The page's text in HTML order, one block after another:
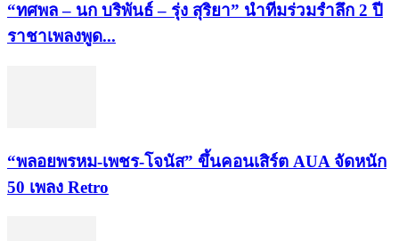
“ทศพล – นก บริพันธ์ – รุ่ง สุริยา” นำทีมร่วมรำลึก 2 ปี
ราชาเพลงพูด...
“พลอยพรหม-เพชร-โจนัส” ขึ้นคอนเสิร์ต AUA จัดหนัก
50 เพลง Retro